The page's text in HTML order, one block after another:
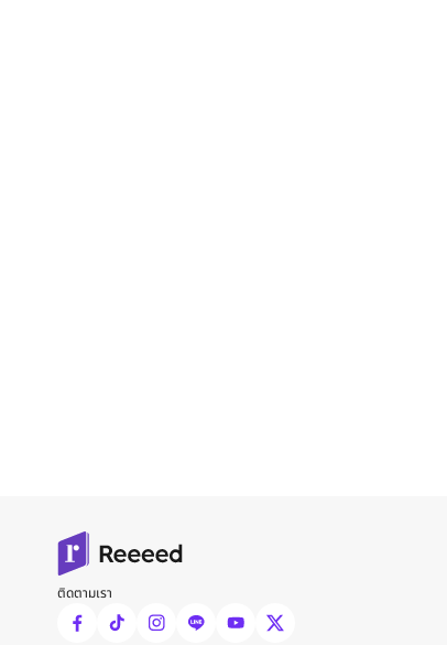
ติดตามเรา